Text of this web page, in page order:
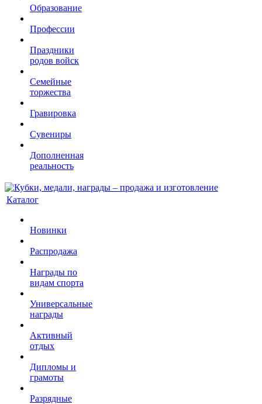
Образование
Профессии
Праздники
родов войск
Семейные
торжества
Гравировка
Сувениры
Дополненная
реальность
Каталог
Новинки
Распродажа
Награды по
видам спорта
Универсальные
награды
Активный
отдых
Дипломы и
грамоты
Разрядные